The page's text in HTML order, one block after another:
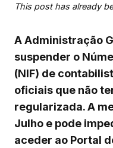
This post has already
A Administração
suspender o
(NIF) de
oficiais que não
regularizada. A
Julho e pode
aceder ao Portal